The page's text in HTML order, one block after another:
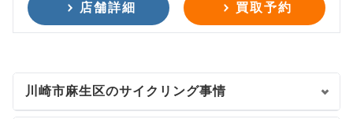
店舗詳細 買取予約
川崎市麻生区のサイクリング事情